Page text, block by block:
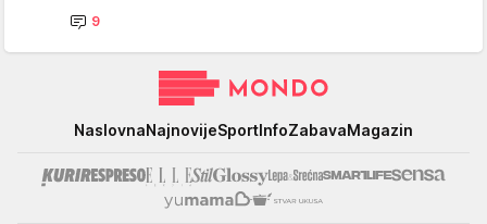
9
NaslovnaNajnovijeSportInfoZabavaMagazin